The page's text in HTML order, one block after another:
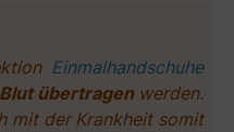
Einmalhandschuhe
übertragenwerden.
mit der Krankheit somit